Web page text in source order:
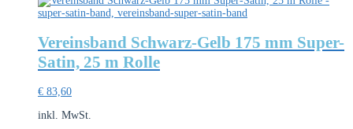
Vereinsband Schwarz-Gelb 175 mm Super-
Satin, 25 m Rolle
€ 83,60
inkl. MwSt.